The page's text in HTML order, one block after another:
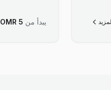
يبدأ من OMR 5